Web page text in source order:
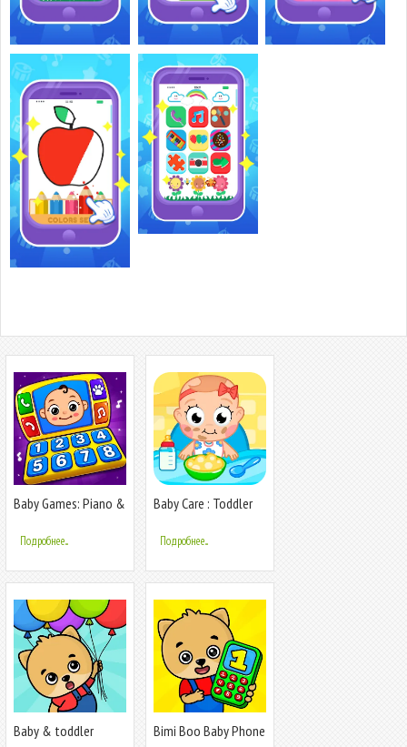
Baby Games: Piano &
Подробнее...
Baby Care : Toddler
Подробнее...
Baby & toddler
Bimi Boo Baby Phone